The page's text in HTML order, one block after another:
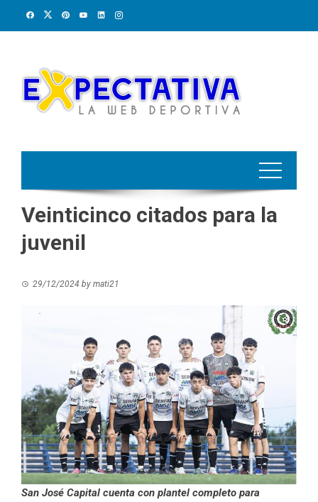
Veinticinco citados para la
juvenil
29/12/2024 by mati21
San José Capital cuenta con plantel completo para